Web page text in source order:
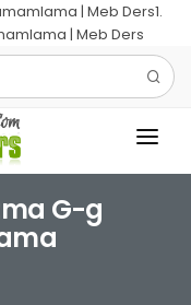
| Meb Ders1.
| Meb Ders
G-g